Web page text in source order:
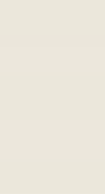
avancée